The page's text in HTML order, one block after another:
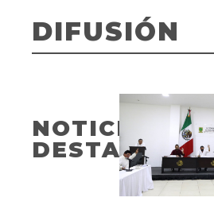
DIFUSIÓN
NOTICIAS
DESTACADAS